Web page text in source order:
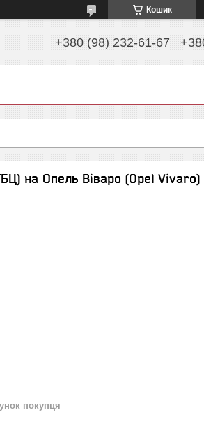
Кошик
+380 (98) 232-61-67
на Опель Віваро (Opel
покупця